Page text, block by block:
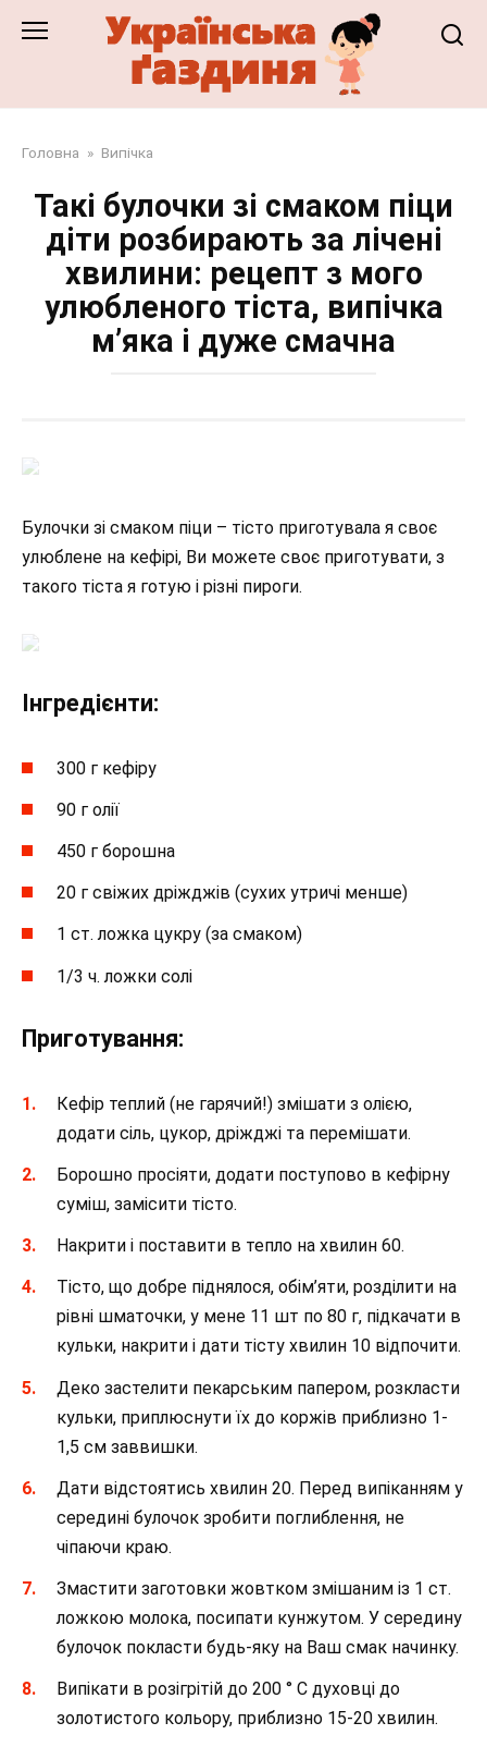
Головна » Випічка
Такі булочки зі смаком піци
діти розбирають за лічені
хвилини: рецепт з мого
улюбленого тіста, випічка
м’яка і дуже смачна
Булочки зі смаком піци – тісто приготувала я своє
улюблене на кефірі, Ви можете своє приготувати, з
такого тіста я готую і різні пироги.
Інгредієнти:
300 г кефіру
90 г олії
450 г борошна
20 г свіжих дріжджів (сухих утричі менше)
1 ст. ложка цукру (за смаком)
1/3 ч. ложки солі
Приготування:
Кефір теплий (не гарячий!) змішати з олією,
додати сіль, цукор, дріжджі та перемішати.
Борошно просіяти, додати поступово в кефірну
суміш, замісити тісто.
Накрити і поставити в тепло на хвилин 60.
Тісто, що добре піднялося, обім’яти, розділити на
рівні шматочки, у мене 11 шт по 80 г, підкачати в
кульки, накрити і дати тісту хвилин 10 відпочити.
Деко застелити пекарським папером, розкласти
кульки, приплюснути їх до коржів приблизно 1-
1,5 см заввишки.
Дати відстоятись хвилин 20. Перед випіканням у
середині булочок зробити поглиблення, не
чіпаючи краю.
Змастити заготовки жовтком змішаним із 1 ст.
ложкою молока, посипати кунжутом. У середину
булочок покласти будь-яку на Ваш смак начинку.
Випікати в розігрітій до 200 ° C духовці до
золотистого кольору, приблизно 15-20 хвилин.